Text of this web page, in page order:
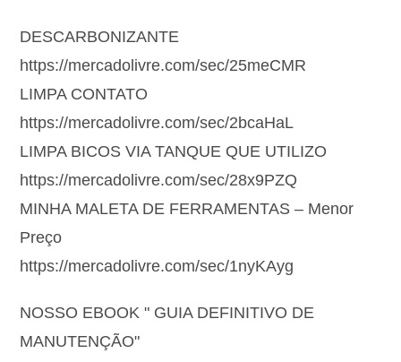
DESCARBONIZANTE
https://mercadolivre.com/sec/25meCMR
LIMPA CONTATO
https://mercadolivre.com/sec/2bcaHaL
LIMPA BICOS VIA TANQUE QUE UTILIZO
https://mercadolivre.com/sec/28x9PZQ
MINHA MALETA DE FERRAMENTAS – Menor
Preço
https://mercadolivre.com/sec/1nyKAyg
NOSSO EBOOK " GUIA DEFINITIVO DE
MANUTENÇÃO"